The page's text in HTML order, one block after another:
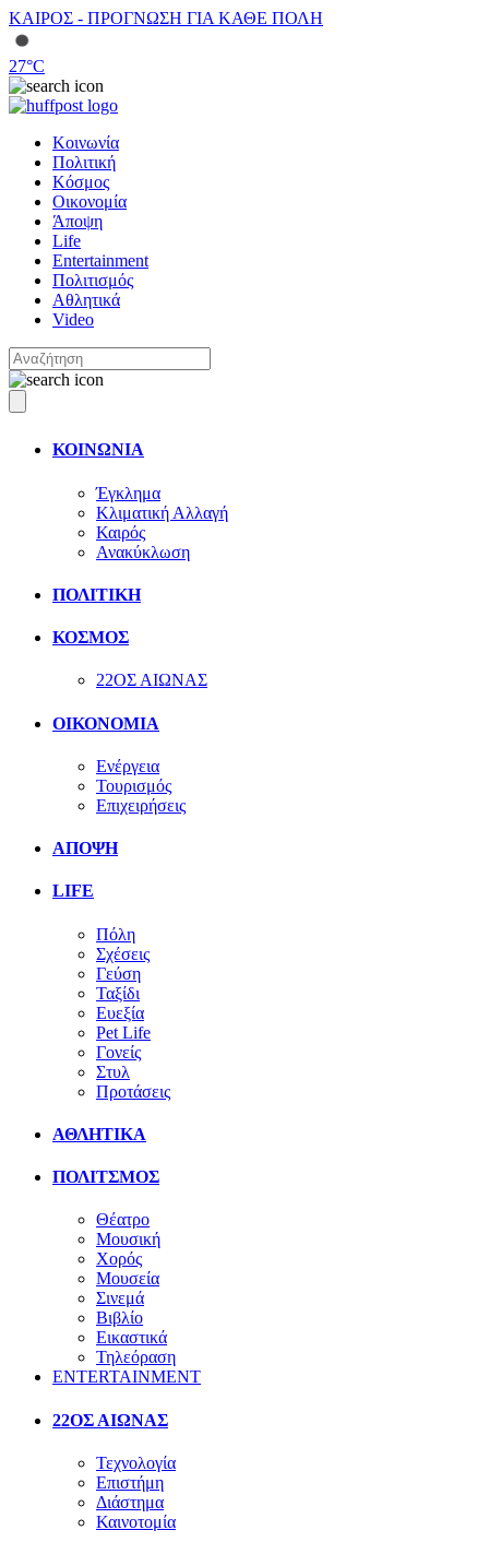
ΚΑΙΡΟΣ - ΠΡΟΓΝΩΣΗ ΓΙΑ ΚΑΘΕ ΠΟΛΗ
27°C
Κοινωνία
Πολιτική
Κόσμος
Οικονομία
Άποψη
Life
Entertainment
Πολιτισμός
Αθλητικά
Video
ΚΟΙΝΩΝΙΑ
Έγκλημα
Κλιματική Αλλαγή
Καιρός
Ανακύκλωση
ΠΟΛΙΤΙΚΗ
ΚΟΣΜΟΣ
22ΟΣ ΑΙΩΝΑΣ
ΟΙΚΟΝΟΜΙΑ
Ενέργεια
Τουρισμός
Επιχειρήσεις
ΑΠΟΨΗ
LIFE
Πόλη
Σχέσεις
Γεύση
Ταξίδι
Ευεξία
Pet Life
Γονείς
Στυλ
Προτάσεις
ΑΘΛΗΤΙΚΑ
ΠΟΛΙΤΣΜΟΣ
Θέατρο
Μουσική
Χορός
Μουσεία
Σινεμά
Βιβλίο
Εικαστικά
Τηλεόραση
ENTERTAINMENT
22ΟΣ ΑΙΩΝΑΣ
Τεχνολογία
Επιστήμη
Διάστημα
Καινοτομία